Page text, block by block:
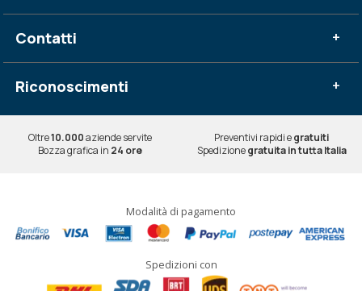
Contatti +
Riconoscimenti +
Oltre10.000aziende servite Preventivi rapidi egratuiti
Bozza grafica in 24 ore Spedizionegratuita in tutta Italia
Modalità di pagamento
Spedizioni con